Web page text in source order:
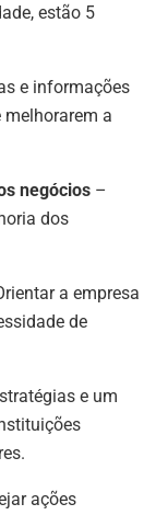
estão 5
e informações
melhorarem a
negócios –
dos
a empresa
de
e um
ações